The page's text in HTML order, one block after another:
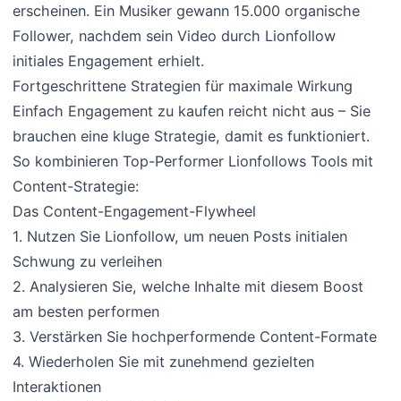
erscheinen. Ein Musiker gewann 15.000 organische
Follower, nachdem sein Video durch Lionfollow
initiales Engagement erhielt.
Fortgeschrittene Strategien für maximale Wirkung
Einfach Engagement zu kaufen reicht nicht aus – Sie
brauchen eine kluge Strategie, damit es funktioniert.
So kombinieren Top-Performer Lionfollows Tools mit
Content-Strategie:
Das Content-Engagement-Flywheel
1. Nutzen Sie Lionfollow, um neuen Posts initialen
Schwung zu verleihen
2. Analysieren Sie, welche Inhalte mit diesem Boost
am besten performen
3. Verstärken Sie hochperformende Content-Formate
4. Wiederholen Sie mit zunehmend gezielten
Interaktionen